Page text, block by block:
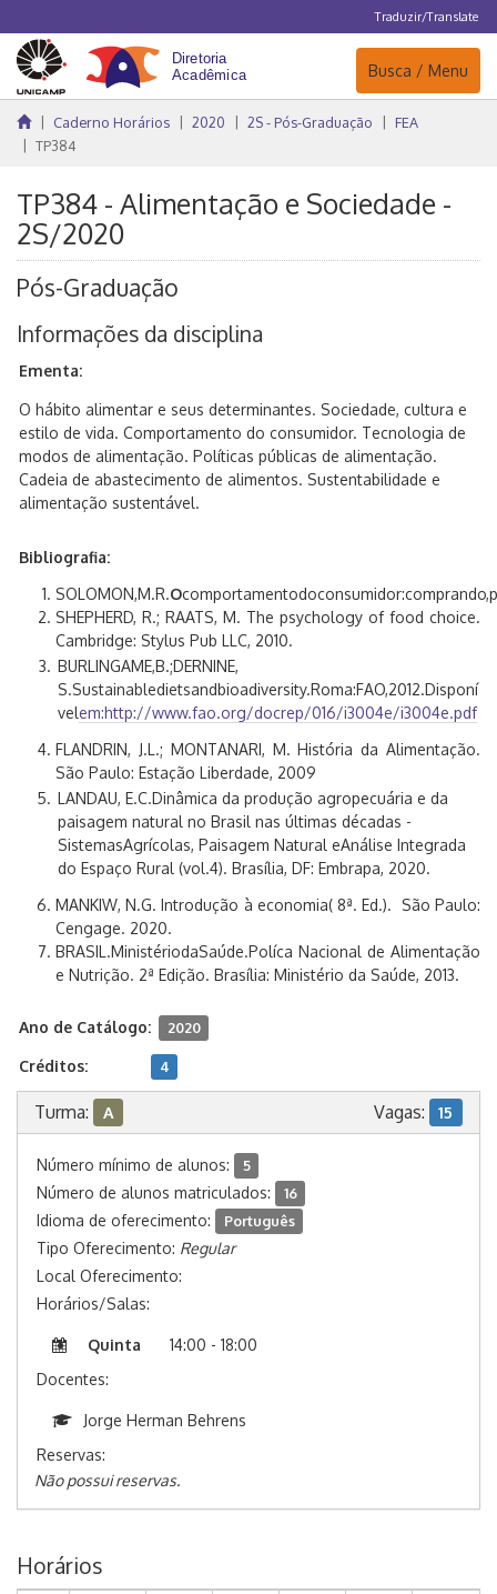
Traduzir/Translate
Navegação
Busca / Menu
Caderno Horários 2020 2S - Pós-Graduação
FEA
TP384
TP384 - Alimentação e Sociedade -
2S/2020
Pós-Graduação
Informações da disciplina
Ementa:
O hábito alimentar e seus determinantes. Sociedade, cultura e
estilo de vida. Comportamento do consumidor. Tecnologia de
modos de alimentação. Políticas públicas de alimentação.
Cadeia de abastecimento de alimentos. Sustentabilidade e
alimentação sustentável.
Bibliografia:
SOLOMON,M.R.O
SHEPHERD, R.; RAATS, M. The psychology of food choice.
Cambridge: Stylus Pub LLC, 2010.
BURLINGAME,B.;DERNINE,
S.Sustainabledietsandbioadiversity.Roma:FAO,2012.Disponí
velem:http://www.fao.org/docrep/016/i3004e/i3004e.pdf
FLANDRIN, J.L.; MONTANARI, M. História da Alimentação.
São Paulo: Estação Liberdade, 2009
LANDAU, E.C.Dinâmica da produção agropecuária e da
paisagem natural no Brasil nas últimas décadas -
SistemasAgrícolas, Paisagem Natural eAnálise Integrada
do Espaço Rural (vol.4). Brasília, DF: Embrapa, 2020.
MANKIW, N.G. Introdução à economia( 8ª. Ed.). São Paulo:
Cengage. 2020.
BRASIL.MinistériodaSaúde.Políca Nacional de Alimentação
e Nutrição. 2ª Edição. Brasília: Ministério da Saúde, 2013.
Ano de Catálogo: 2020
Créditos: 4
Turma: A Vagas: 15
Número mínimo de alunos: 5
Número de alunos matriculados: 16
Idioma de oferecimento: Português
Tipo Oferecimento: Regular
Local Oferecimento:
Horários/Salas:
Quinta
14:00 - 18:00
Docentes:
Jorge Herman Behrens
Reservas:
Não possui reservas.
Horários